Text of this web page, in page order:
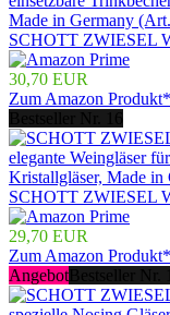
SCHOTT ZWIESEL
30,70 EUR
Zum Amazon Produkt*
SCHOTT ZWIESEL
29,70 EUR
Zum Amazon Produkt*
Angebot